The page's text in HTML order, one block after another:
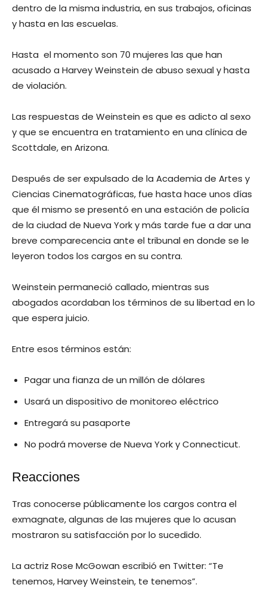
dentro de la misma industria, en sus trabajos, oficinas
y hasta en las escuelas.
Hasta el momento son 70 mujeres las que han
acusado a Harvey Weinstein de abuso sexual y hasta
de violación.
Las respuestas de Weinstein es que es adicto al sexo
y que se encuentra en tratamiento en una clínica de
Scottdale, en Arizona.
Después de ser expulsado de la Academia de Artes y
Ciencias Cinematográficas, fue hasta hace unos días
que él mismo se presentó en una estación de policía
de la ciudad de Nueva York y más tarde fue a dar una
breve comparecencia ante el tribunal en donde se le
leyeron todos los cargos en su contra.
Weinstein permaneció callado, mientras sus
abogados acordaban los términos de su libertad en lo
que espera juicio.
Entre esos términos están:
Pagar una fianza de un millón de dólares
Usará un dispositivo de monitoreo eléctrico
Entregará su pasaporte
No podrá moverse de Nueva York y Connecticut.
Reacciones
Tras conocerse públicamente los cargos contra el
exmagnate, algunas de las mujeres que lo acusan
mostraron su satisfacción por lo sucedido.
La actriz Rose McGowan escribió en Twitter: “Te
tenemos, Harvey Weinstein, te tenemos”.